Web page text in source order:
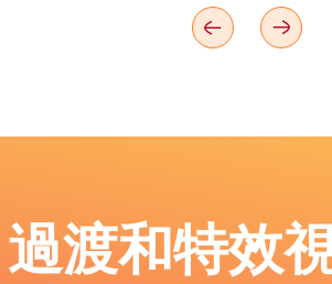
渡和特效